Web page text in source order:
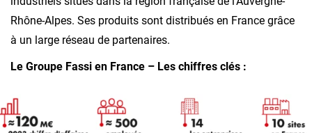
Rhône-Alpes. Ses produits sont distribués en France grâce
à un large réseau de partenaires.
Le Groupe Fassi en France – Les chiffres clés :